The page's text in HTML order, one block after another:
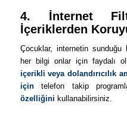
4. İnternet
İçeriklerden
Çocuklar, internetin
her bilgi onlar için faydalı
içerikli veya dolandırıcılık
içintelefon takip
özelliğini kullanabilirsiniz.